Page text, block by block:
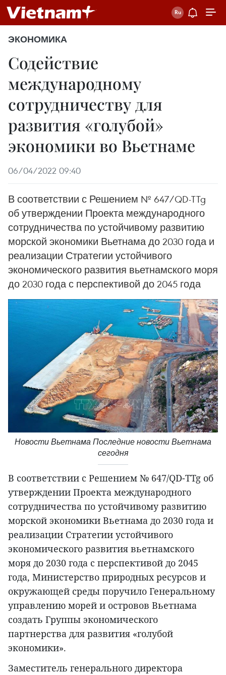
ЭКОНОМИКА
Содействие
международному
сотрудничеству для
развития «голубой»
экономики во Вьетнаме
06/04/2022 09:40
В соответствии с Решением № 647/QD-TTg
об утверждении Проекта международного
сотрудничества по устойчивому развитию
морской экономики Вьетнама до 2030 года и
реализации Стратегии устойчивого
экономического развития вьетнамского моря
до 2030 года с перспективой до 2045 года
Новости Вьетнама Последние новости Вьетнама
сегодня
В соответствии с Решением № 647/QD-TTg об
утверждении Проекта международного
сотрудничества по устойчивому развитию
морской экономики Вьетнама до 2030 года и
реализации Стратегии устойчивого
экономического развития вьетнамского
моря до 2030 года с перспективой до 2045
года, Министерство природных ресурсов и
окружающей среды поручило Генеральному
управлению морей и островов Вьетнама
создать Группы экономического
партнерства для развития «голубой
экономики».
Заместитель генерального директора